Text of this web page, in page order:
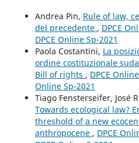
Andrea Pin, Rule of law,
del precedente , DPCE
DPCE Online Sp-2021
Paola Costantini, La
ordine costituzionale
Bill of rights , DPCE
Online Sp-2021
Tiago Fensterseifer, José
Towards ecological law?
threshold of a new
anthropocene , DPCE